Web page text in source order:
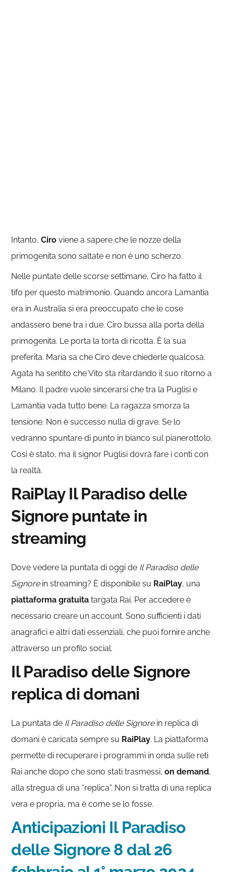
Intanto,Ciro viene a sapere che le nozze della
primogenita sono saltate e non è uno scherzo.
Nelle puntate delle scorse settimane, Ciro ha fatto il
tifo per questo matrimonio. Quando ancora Lamantia
era in Australia si era preoccupato che le cose
andassero bene tra i due. Ciro bussa alla porta della
primogenita. Le porta la torta di ricotta. È la sua
preferita. Maria sa che Ciro deve chiederle qualcosa.
Agata ha sentito che Vito sta ritardando il suo ritorno a
Milano. Il padre vuole sincerarsi che tra la Puglisi e
Lamantia vada tutto bene. La ragazza smorza la
tensione. Non è successo nulla di grave. Se lo
vedranno spuntare di punto in bianco sul pianerottolo.
Così è stato, ma il signor Puglisi dovrà fare i conti con
la realtà.
RaiPlay Il Paradiso delle
Signore puntate in
streaming
Dove vedere la puntata di oggi de Il Paradiso delle
Signorein streaming? È disponibile su RaiPlay, una
piattaforma gratuita targata Rai. Per accedere è
necessario creare un account. Sono sufficienti i dati
anagrafici e altri dati essenziali, che puoi fornire anche
attraverso un profilo social.
Il Paradiso delle Signore
replica di domani
La puntata de Il Paradiso delle Signorein replica di
domani è caricata sempre su RaiPlay. La piattaforma
permette di recuperare i programmi in onda sulle reti
Rai anche dopo che sono stati trasmessi, on demand,
alla stregua di una “replica”. Non si tratta di una replica
vera e propria, ma è come se lo fosse.
Anticipazioni Il Paradiso
delle Signore 8 dal 26